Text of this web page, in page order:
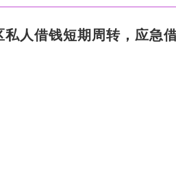
私人借钱短期周转，应急